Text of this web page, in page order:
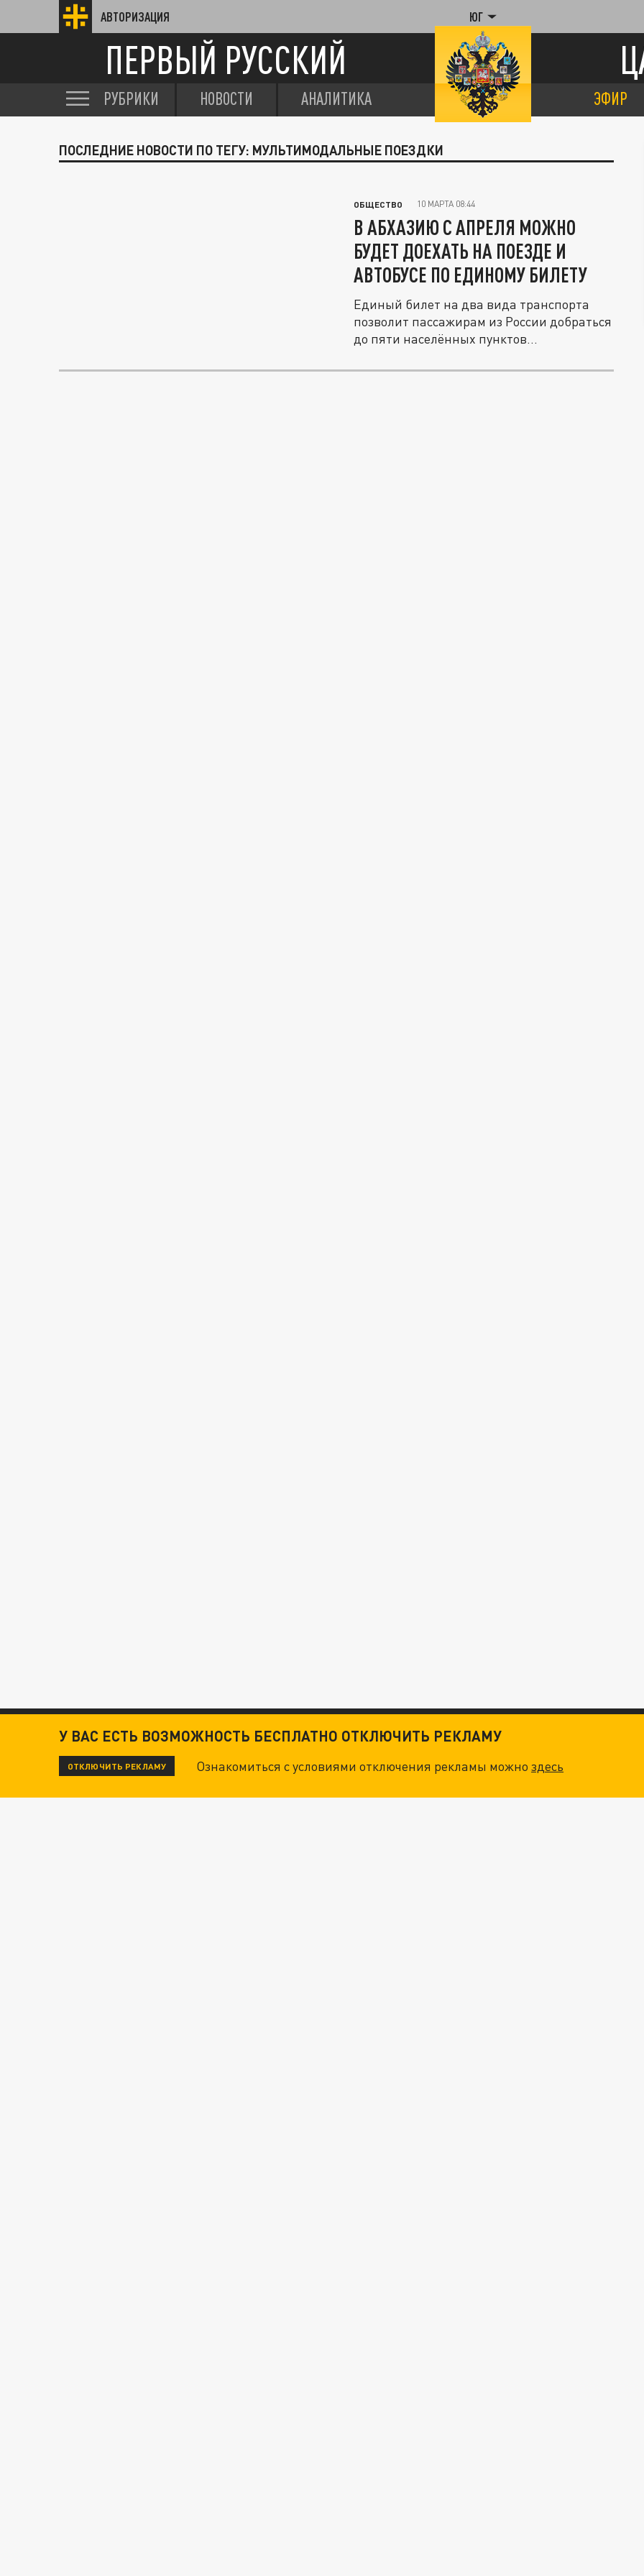
АВТОРИЗАЦИЯ ЮГ
ПЕРВЫЙ РУССКИЙ
РУБРИКИ НОВОСТИ АНАЛИТИКА ЭФИР
ПОСЛЕДНИЕ НОВОСТИ ПО ТЕГУ: МУЛЬТИМОДАЛЬНЫЕ ПОЕЗДКИ
ОБЩЕСТВО 10 МАРТА 08:44
В АБХАЗИЮ С АПРЕЛЯ МОЖНО
БУДЕТ ДОЕХАТЬ НА ПОЕЗДЕ И
АВТОБУСЕ ПО ЕДИНОМУ БИЛЕТУ
Единый билет на два вида транспорта
позволит пассажирам из России добраться
до пяти населённых пунктов...
У ВАС ЕСТЬ ВОЗМОЖНОСТЬ БЕСПЛАТНО ОТКЛЮЧИТЬ РЕКЛАМУ
ОТКЛЮЧИТЬ РЕКЛАМУ Ознакомиться с условиями отключения рекламы можноздесь